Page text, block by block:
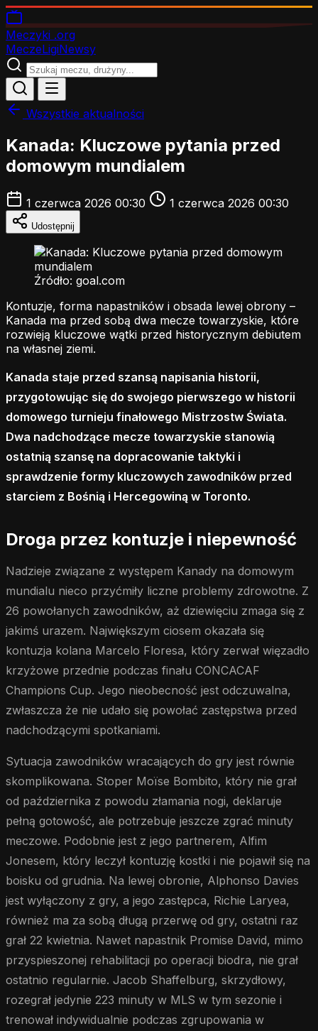
Meczyki .org
MeczeLigiNewsy
Wszystkie aktualności
Kanada: Kluczowe pytania przed
domowym mundialem
1 czerwca 2026 00:30 1 czerwca 2026 00:30
Udostępnij
Źródło: goal.com
Kontuzje, forma napastników i obsada lewej obrony –
Kanada ma przed sobą dwa mecze towarzyskie, które
rozwieją kluczowe wątki przed historycznym debiutem
na własnej ziemi.
Kanada staje przed szansą napisania historii,
przygotowując się do swojego pierwszego w historii
domowego turnieju finałowego Mistrzostw Świata.
Dwa nadchodzące mecze towarzyskie stanowią
ostatnią szansę na dopracowanie taktyki i
sprawdzenie formy kluczowych zawodników przed
starciem z Bośnią i Hercegowiną w Toronto.
Droga przez kontuzje i niepewność
Nadzieje związane z występem Kanady na domowym
mundialu nieco przyćmiły liczne problemy zdrowotne. Z
26 powołanych zawodników, aż dziewięciu zmaga się z
jakimś urazem. Największym ciosem okazała się
kontuzja kolana Marcelo Floresa, który zerwał więzadło
krzyżowe przednie podczas finału CONCACAF
Champions Cup. Jego nieobecność jest odczuwalna,
zwłaszcza że nie udało się powołać zastępstwa przed
nadchodzącymi spotkaniami.
Sytuacja zawodników wracających do gry jest równie
skomplikowana. Stoper Moïse Bombito, który nie grał
od października z powodu złamania nogi, deklaruje
pełną gotowość, ale potrzebuje jeszcze zgrać minuty
meczowe. Podobnie jest z jego partnerem, Alfim
Jonesem, który leczył kontuzję kostki i nie pojawił się na
boisku od grudnia. Na lewej obronie, Alphonso Davies
jest wyłączony z gry, a jego zastępca, Richie Laryea,
również ma za sobą długą przerwę od gry, ostatni raz
grał 22 kwietnia. Nawet napastnik Promise David, mimo
przyspieszonej rehabilitacji po operacji biodra, nie grał
ostatnio regularnie. Jacob Shaffelburg, skrzydłowy,
rozegrał jedynie 223 minuty w MLS w tym sezonie i
trenował indywidualnie podczas zgrupowania w